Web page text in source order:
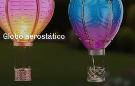
Globo aerostático